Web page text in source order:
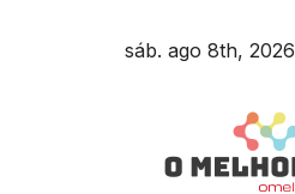
sáb. ago 8th, 2026